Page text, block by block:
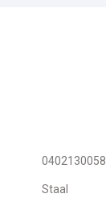
0402130058
Staal